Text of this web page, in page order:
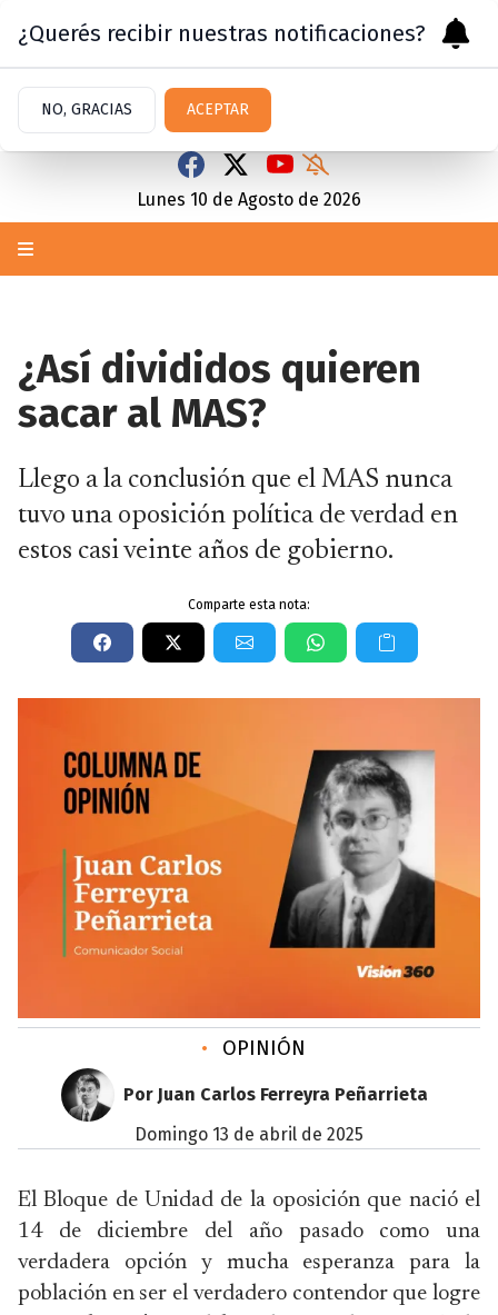
Lunes 10 de Agosto de 2026
¿Así divididos quieren
sacar al MAS?
Llego a la conclusión que el MAS nunca
tuvo una oposición política de verdad en
estos casi veinte años de gobierno.
Comparte esta nota:
• OPINIÓN
Por Juan Carlos Ferreyra Peñarrieta
domingo 13 de abril de 2025
El Bloque de Unidad de la oposición que nació el
14 de diciembre del año pasado como una
verdadera opción y mucha esperanza para la
población en ser el verdadero contendor que logre
¿Querés recibir nuestras notificaciones?
NO, GRACIAS ACEPTAR